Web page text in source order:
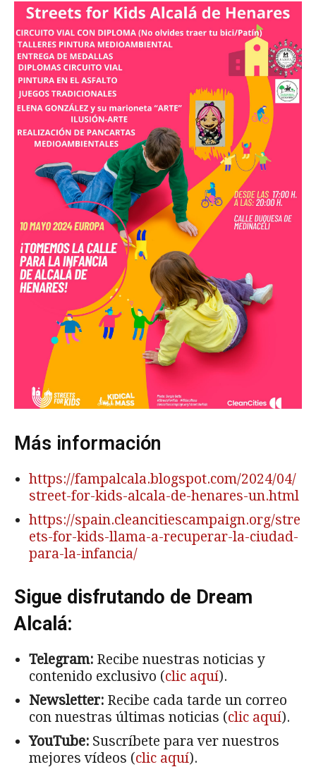
Más información
https://fampalcala.blogspot.com/2024/04/
street-for-kids-alcala-de-henares-un.html
https://spain.cleancitiescampaign.org/stre
ets-for-kids-llama-a-recuperar-la-ciudad-
para-la-infancia/
Sigue disfrutando de Dream
Alcalá:
Telegram: Recibe nuestras noticias y
contenido exclusivo (clic aquí).
Newsletter: Recibe cada tarde un correo
con nuestras últimas noticias (clic aquí).
YouTube: Suscríbete para ver nuestros
mejores vídeos (clic aquí).